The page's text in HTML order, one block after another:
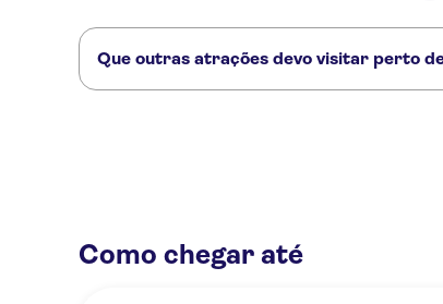
Que outras atrações devo visitar perto
Como chegar até